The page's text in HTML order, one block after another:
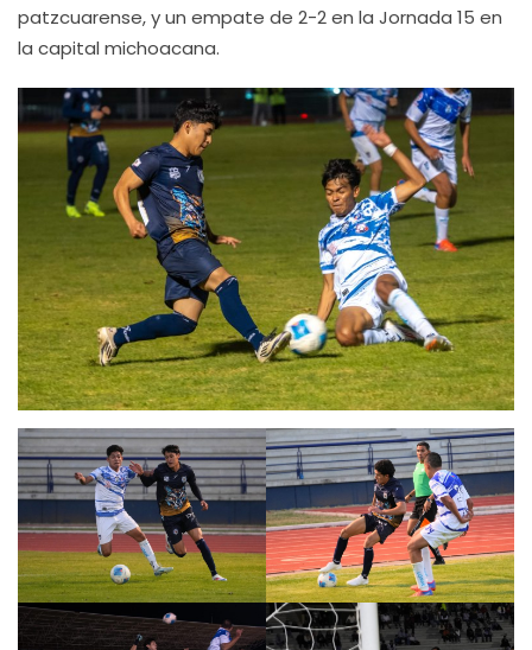
patzcuarense, y un empate de 2-2 en la Jornada 15 en
la capital michoacana.